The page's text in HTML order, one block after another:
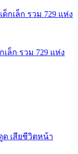
เล็ก รวม 729 แห่ง